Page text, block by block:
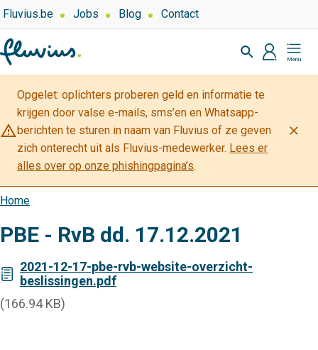
Overslaan
en
naar
de
inhoud
gaan
Top
navigation
Over
Fluvius.be Jobs Blog Contact
Zoeken
profiel
Mijn
Fluvius
warning_amber
Opgelet: oplichters proberen geld en informatie te
krijgen door valse e-mails, sms’en en Whatsapp-
berichten te sturen in naam van Fluvius of ze geven
zich onterecht uit als Fluvius-medewerker. Lees er
alles over op onze phishingpagina’s.
close
Kruimelpad
Home
PBE - RvB dd. 17.12.2021
2021-12-17-pbe-rvb-website-overzicht-
beslissingen.pdf
(166.94 KB)